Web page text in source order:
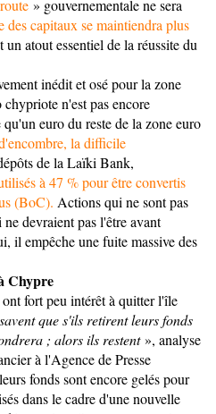
» gouvernementale ne sera
des capitaux se maintiendra plus
un atout essentiel de la réussite du
inédit et osé pour la zone
n'est pas encore
euro du reste de la zone euro
la difficile
de la Laïki Bank,
à 47 % pour être convertis
(BoC). Actions qui ne sont pas
devraient pas l'être avant
il empêche une fuite massive des
Chypre
fort peu intérêt à quitter l'île
que s'ils retirent leurs fonds
; alors ils restent», analyse
à l'Agence de Presse
fonds sont encore gelés pour
dans le cadre d'une nouvelle